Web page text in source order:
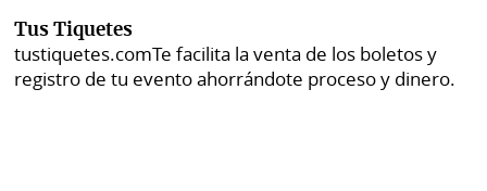
Tus Tiquetes
tustiquetes.comTe facilita la venta de los boletos y
registro de tu evento ahorrándote proceso y dinero.